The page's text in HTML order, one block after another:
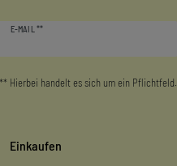
E-MAIL **
** Hierbei handelt es sich um ein Pflichtfeld.
Einkaufen